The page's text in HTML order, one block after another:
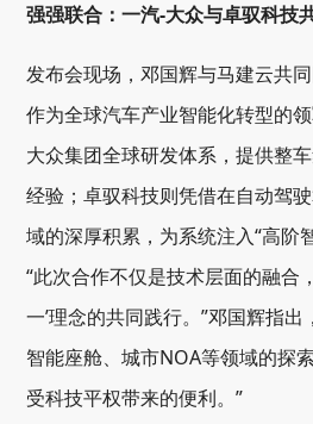
强强联合：一汽-大众与卓驭科技
发布会现场，邓国辉与马建云共同
作为全球汽车产业智能化转型的
大众集团全球研发体系，提供整
经验；卓驭科技则凭借在自动驾
域的深厚积累，为系统注入“高阶
“此次合作不仅是技术层面的融合
一’理念的共同践行。”邓国辉指
智能座舱、城市NOA等领域的探
受科技平权带来的便利。”